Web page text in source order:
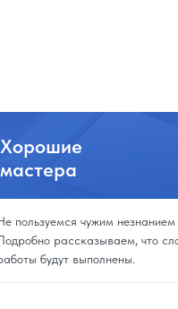
Хорошие
мастера
пользуемся чужим незнанием
рассказываем, что
будут выполнены.